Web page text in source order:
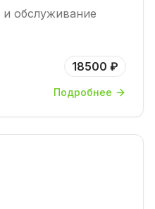
обслуживание
18500 ₽
Подробнее